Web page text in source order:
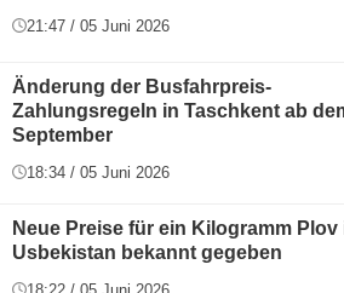
21:47 / 05 Juni 2026
Änderung der Busfahrpreis-
Zahlungsregeln in Taschkent ab
September
18:34 / 05 Juni 2026
Neue Preise für ein Kilogramm Plov
Usbekistan bekannt gegeben